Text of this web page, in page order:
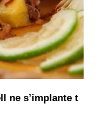
ne s’implante t